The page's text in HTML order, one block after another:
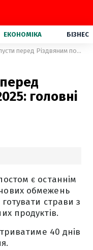
ЕКОНОМІКА БІЗНЕС
Сьогодні – Запусти перед Різдвяним постом 2025: головні традиції цього дня
головні
є останнім
обмежень
страви з
продуктів.
40 днів